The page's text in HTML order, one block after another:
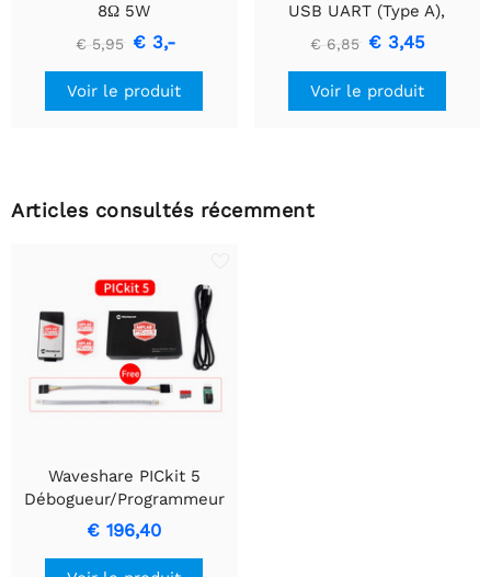
8Ω 5W
€ 5,95 € 3,-
Voir le produit
USB UART (Type A),
Module de communication
USB vers TTL (UART)
€ 6,85 € 3,45
Voir le produit
Articles consultés récemment
Waveshare PICkit 5
Débogueur/Programmeur
In-Circuit, support
Programmer-to-Go, port
Type-C, compatible avec
€ 196,40